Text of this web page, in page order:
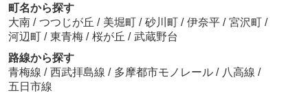
町名から探す
大南 / つつじが丘 / 美堀町 / 砂川町 / 伊奈平 / 宮沢町 /
河辺町 / 東青梅 / 桜が丘 / 武蔵野台
路線から探す
青梅線 / 西武拝島線 / 多摩都市モノレール / 八高線 /
五日市線